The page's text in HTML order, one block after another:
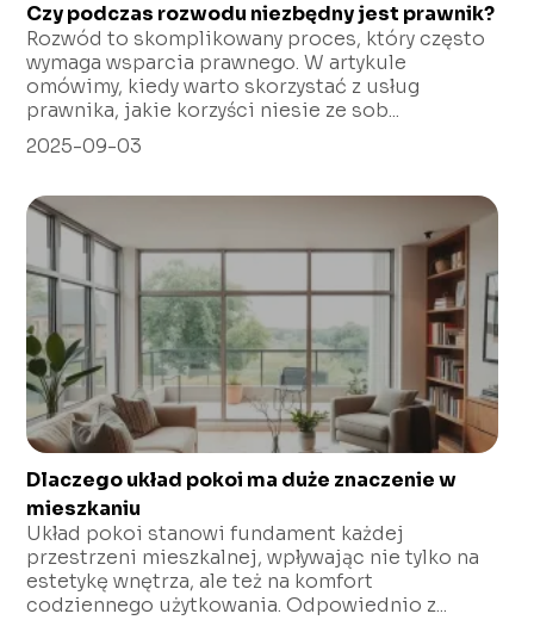
Czy podczas rozwodu niezbędny jest prawnik?
Rozwód to skomplikowany proces, który często
wymaga wsparcia prawnego. W artykule
omówimy, kiedy warto skorzystać z usług
prawnika, jakie korzyści niesie ze sob...
2025-09-03
Dlaczego układ pokoi ma duże znaczenie w
mieszkaniu
Układ pokoi stanowi fundament każdej
przestrzeni mieszkalnej, wpływając nie tylko na
estetykę wnętrza, ale też na komfort
codziennego użytkowania. Odpowiednio z...